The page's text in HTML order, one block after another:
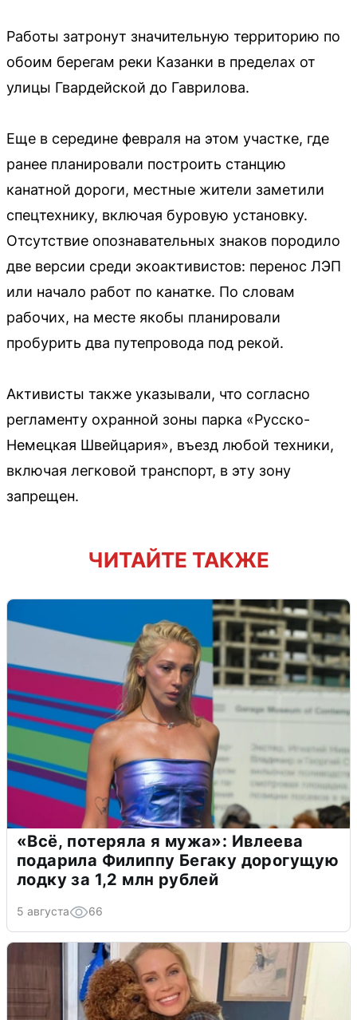
Работы затронут значительную территорию по
обоим берегам реки Казанки в пределах от
улицы Гвардейской до Гаврилова.
Еще в середине февраля на этом участке, где
ранее планировали построить станцию
канатной дороги, местные жители заметили
спецтехнику, включая буровую установку.
Отсутствие опознавательных знаков породило
две версии среди экоактивистов: перенос ЛЭП
или начало работ по канатке. По словам
рабочих, на месте якобы планировали
пробурить два путепровода под рекой.
Активисты также указывали, что согласно
регламенту охранной зоны парка «Русско-
Немецкая Швейцария», въезд любой техники,
включая легковой транспорт, в эту зону
запрещен.
ЧИТАЙТЕ ТАКЖЕ
«Всё, потеряла я мужа»: Ивлеева
подарила Филиппу Бегаку дорогущую
лодку за 1,2 млн рублей
5 августа 66